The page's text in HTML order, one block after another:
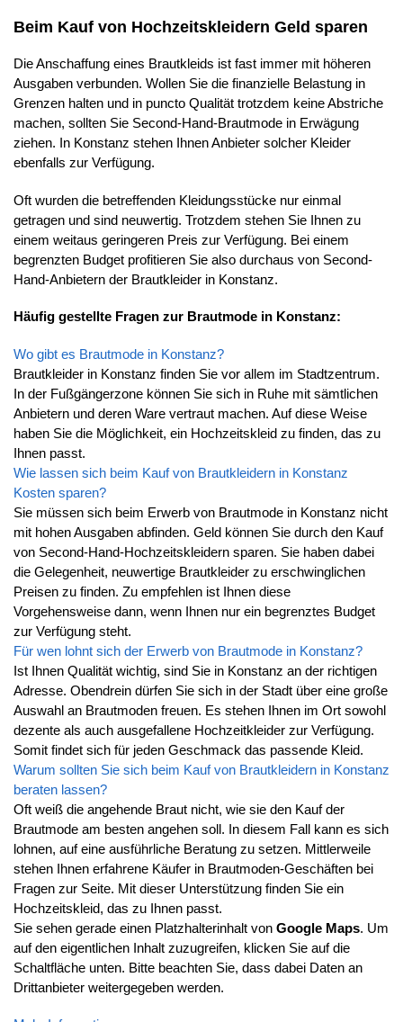
Beim Kauf von Hochzeitskleidern Geld sparen
Die Anschaffung eines Brautkleids ist fast immer mit höheren
Ausgaben verbunden. Wollen Sie die finanzielle Belastung in
Grenzen halten und in puncto Qualität trotzdem keine Abstriche
machen, sollten Sie Second-Hand-Brautmode in Erwägung
ziehen. In Konstanz stehen Ihnen Anbieter solcher Kleider
ebenfalls zur Verfügung.
Oft wurden die betreffenden Kleidungsstücke nur einmal
getragen und sind neuwertig. Trotzdem stehen Sie Ihnen zu
einem weitaus geringeren Preis zur Verfügung. Bei einem
begrenzten Budget profitieren Sie also durchaus von Second-
Hand-Anbietern der Brautkleider in Konstanz.
Häufig gestellte Fragen zur Brautmode in Konstanz:
Wo gibt es Brautmode in Konstanz?
Brautkleider in Konstanz finden Sie vor allem im Stadtzentrum.
In der Fußgängerzone können Sie sich in Ruhe mit sämtlichen
Anbietern und deren Ware vertraut machen. Auf diese Weise
haben Sie die Möglichkeit, ein Hochzeitskleid zu finden, das zu
Ihnen passt.
Wie lassen sich beim Kauf von Brautkleidern in Konstanz
Kosten sparen?
Sie müssen sich beim Erwerb von Brautmode in Konstanz nicht
mit hohen Ausgaben abfinden. Geld können Sie durch den Kauf
von Second-Hand-Hochzeitskleidern sparen. Sie haben dabei
die Gelegenheit, neuwertige Brautkleider zu erschwinglichen
Preisen zu finden. Zu empfehlen ist Ihnen diese
Vorgehensweise dann, wenn Ihnen nur ein begrenztes Budget
zur Verfügung steht.
Für wen lohnt sich der Erwerb von Brautmode in Konstanz?
Ist Ihnen Qualität wichtig, sind Sie in Konstanz an der richtigen
Adresse. Obendrein dürfen Sie sich in der Stadt über eine große
Auswahl an Brautmoden freuen. Es stehen Ihnen im Ort sowohl
dezente als auch ausgefallene Hochzeitkleider zur Verfügung.
Somit findet sich für jeden Geschmack das passende Kleid.
Warum sollten Sie sich beim Kauf von Brautkleidern in Konstanz
beraten lassen?
Oft weiß die angehende Braut nicht, wie sie den Kauf der
Brautmode am besten angehen soll. In diesem Fall kann es sich
lohnen, auf eine ausführliche Beratung zu setzen. Mittlerweile
stehen Ihnen erfahrene Käufer in Brautmoden-Geschäften bei
Fragen zur Seite. Mit dieser Unterstützung finden Sie ein
Hochzeitskleid, das zu Ihnen passt.
Sie sehen gerade einen Platzhalterinhalt von Google Maps. Um
auf den eigentlichen Inhalt zuzugreifen, klicken Sie auf die
Schaltfläche unten. Bitte beachten Sie, dass dabei Daten an
Drittanbieter weitergegeben werden.